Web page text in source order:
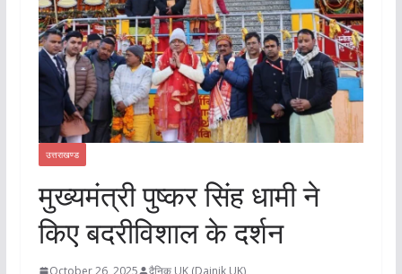
उत्तराखण्ड
मुख्यमंत्री पुष्कर सिंह धामी ने
किए बदरीविशाल के दर्शन